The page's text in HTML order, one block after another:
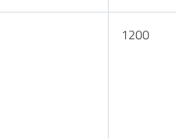
1200